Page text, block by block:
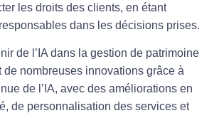
les droits des clients, en étant
dans les décisions prises.
de l’IA dans la gestion de patrimoine
de nombreuses innovations grâce à
de l’IA, avec des améliorations en
de personnalisation des services et